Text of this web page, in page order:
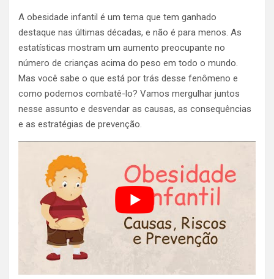
A obesidade infantil é um tema que tem ganhado
destaque nas últimas décadas, e não é para menos. As
estatísticas mostram um aumento preocupante no
número de crianças acima do peso em todo o mundo.
Mas você sabe o que está por trás desse fenômeno e
como podemos combatê-lo? Vamos mergulhar juntos
nesse assunto e desvendar as causas, as consequências
e as estratégias de prevenção.